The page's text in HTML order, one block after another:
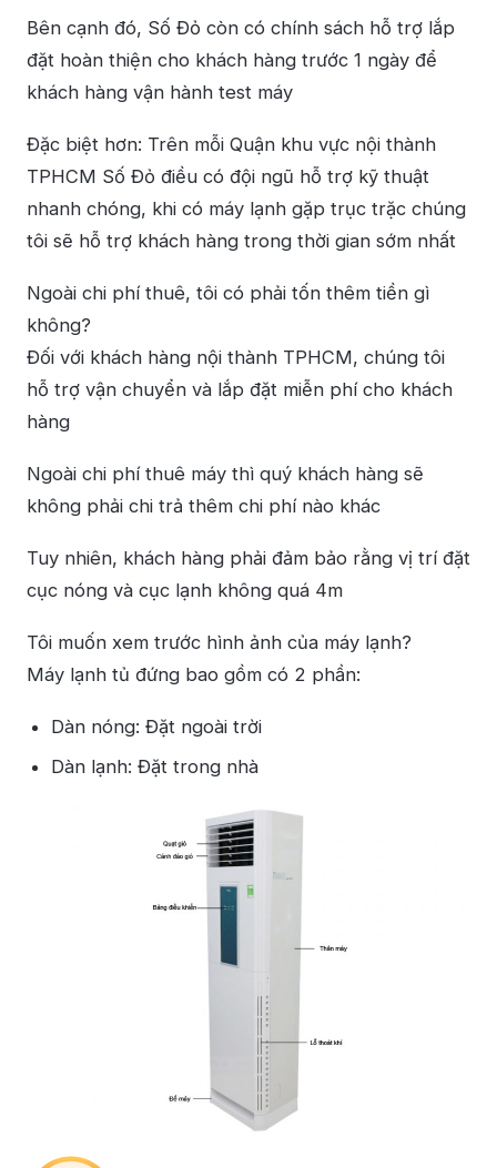
Bên cạnh đó, Số Đỏ còn có chính sách hỗ trợ lắp
đặt hoàn thiện cho khách hàng trước 1 ngày để
khách hàng vận hành test máy
Đặc biệt hơn: Trên mỗi Quận khu vực nội thành
TPHCM Số Đỏ điều có đội ngũ hỗ trợ kỹ thuật
nhanh chóng, khi có máy lạnh gặp trục trặc chúng
tôi sẽ hỗ trợ khách hàng trong thời gian sớm nhất
Ngoài chi phí thuê, tôi có phải tốn thêm tiền gì
không?
Đối với khách hàng nội thành TPHCM, chúng tôi
hỗ trợ vận chuyển và lắp đặt miễn phí cho khách
hàng
Ngoài chi phí thuê máy thì quý khách hàng sẽ
không phải chi trả thêm chi phí nào khác
Tuy nhiên, khách hàng phải đảm bảo rằng vị trí đặt
cục nóng và cục lạnh không quá 4m
Tôi muốn xem trước hình ảnh của máy lạnh?
Máy lạnh tủ đứng bao gồm có 2 phần:
Dàn nóng: Đặt ngoài trời
Dàn lạnh: Đặt trong nhà